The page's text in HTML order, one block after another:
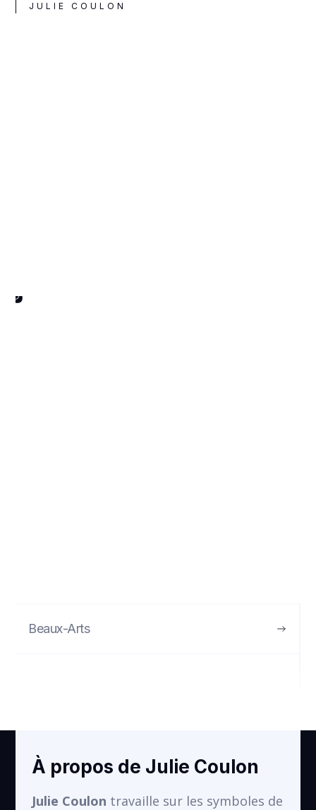
JULIE COULON
VOIR
Collège Jules Michelet
Saint-Ouen
Beaux-Arts
À propos de Julie Coulon
Julie Coulon travaille sur les symboles de